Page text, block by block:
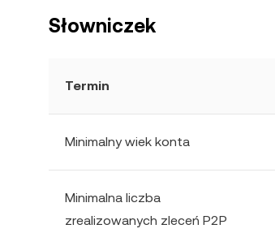
Słowniczek
Termin
Minimalny wiek konta
Minimalna liczba
zrealizowanych zleceń P2P